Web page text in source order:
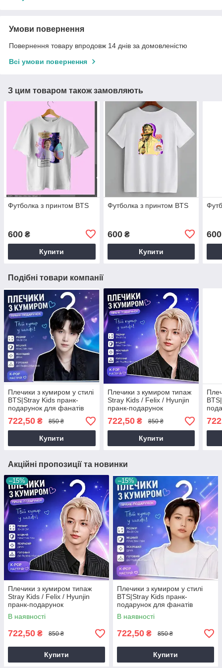
Умови повернення
Повернення товару впродовж 14 днів за домовленістю
Всі умови повернення
З цим товаром також замовляють
Футболка з принтом BTS
600 ₴
Купити
Футболка з принтом BTS
600₴
Купити
600
Подібні товари компанії
Плечики з кумиром у стилі
BTS|Stray Kids пранк-
подарунок для фанатів
722,50 ₴ 850 ₴
Купити
Плечики з кумиром типаж
Stray Kids / Felix / Hyunjin
пранк-подарунок
722,50₴ 850 ₴
Купити
Акційні пропозиції та новинки
–15%
Плечики з кумиром типаж
Stray Kids / Felix / Hyunjin
пранк-подарунок
В наявності
722,50 ₴ 850 ₴
Купити
–15%
Плечики з кумиром у стилі
BTS|Stray Kids пранк-
подарунок для фанатів
В наявності
722,50 ₴ 850 ₴
Купити